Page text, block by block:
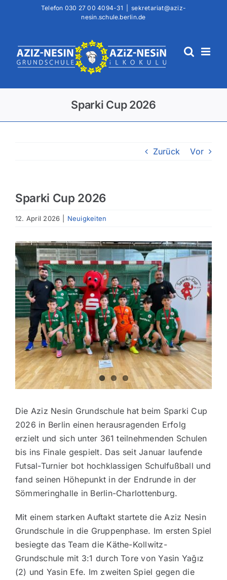
Telefon 030 27 00 4094-31
sekretariat@aziz-
nesin.schule.berlin.de
Sparki Cup 2026
Zurück Vor
Sparki Cup 2026
12. April 2026 Neuigkeiten
Zeige
grösseres
Bild
Die Aziz Nesin Grundschule hat beim Sparki Cup
2026 in Berlin einen herausragenden Erfolg
erzielt und sich unter 361 teilnehmenden Schulen
bis ins Finale gespielt. Das seit Januar laufende
Futsal-Turnier bot hochklassigen Schulfußball und
fand seinen Höhepunkt in der Endrunde in der
Sömmeringhalle in Berlin-Charlottenburg.
Mit einem starken Auftakt startete die Aziz Nesin
Grundschule in die Gruppenphase. Im ersten Spiel
besiegte das Team die Käthe-Kollwitz-
Grundschule mit 3:1 durch Tore von Yasin Yağız
(2) und Yasin Efe. Im zweiten Spiel gegen die